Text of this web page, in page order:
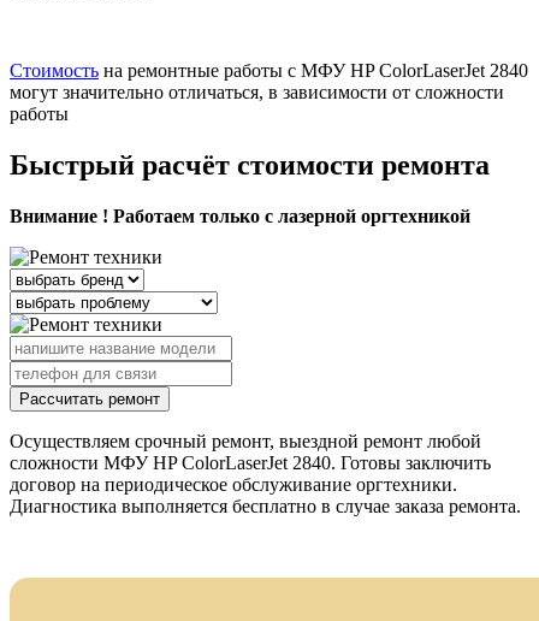
Стоимость на ремонтные работы с МФУ HP ColorLaserJet 2840
могут значительно отличаться, в зависимости от сложности
работы
Быстрый расчёт стоимости ремонта
Внимание ! Работаем только с лазерной оргтехникой
Рассчитать ремонт
Осуществляем срочный ремонт, выездной ремонт любой
сложности МФУ HP ColorLaserJet 2840. Готовы заключить
договор на периодическое обслуживание оргтехники.
Диагностика выполняется бесплатно в случае заказа ремонта.